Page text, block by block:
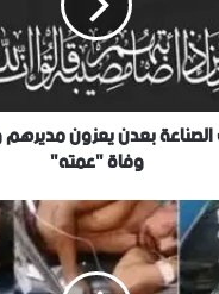
بعدن يعزون
وفاة "عمته"